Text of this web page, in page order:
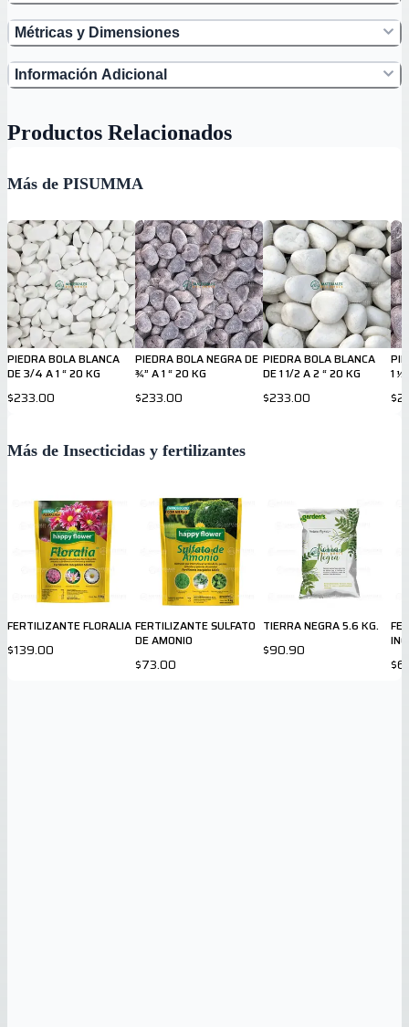
Métricas y Dimensiones
Información Adicional
Productos Relacionados
Más de PISUMMA
PIEDRA BOLA BLANCA
DE 3/4 A 1 “ 20 KG
$233.00
PIEDRA BOLA NEGRA DE
¾” A 1 “ 20 KG
$233.00
PIEDRA BOLA BLANCA
DE 1 1/2 A 2 “ 20 KG
$233.00
1 ½
Más de Insecticidas y fertilizantes
FERTILIZANTE FLORALIA
$139.00
FERTILIZANTE SULFATO
DE AMONIO
$73.00
TIERRA NEGRA 5.6 KG.
$90.90